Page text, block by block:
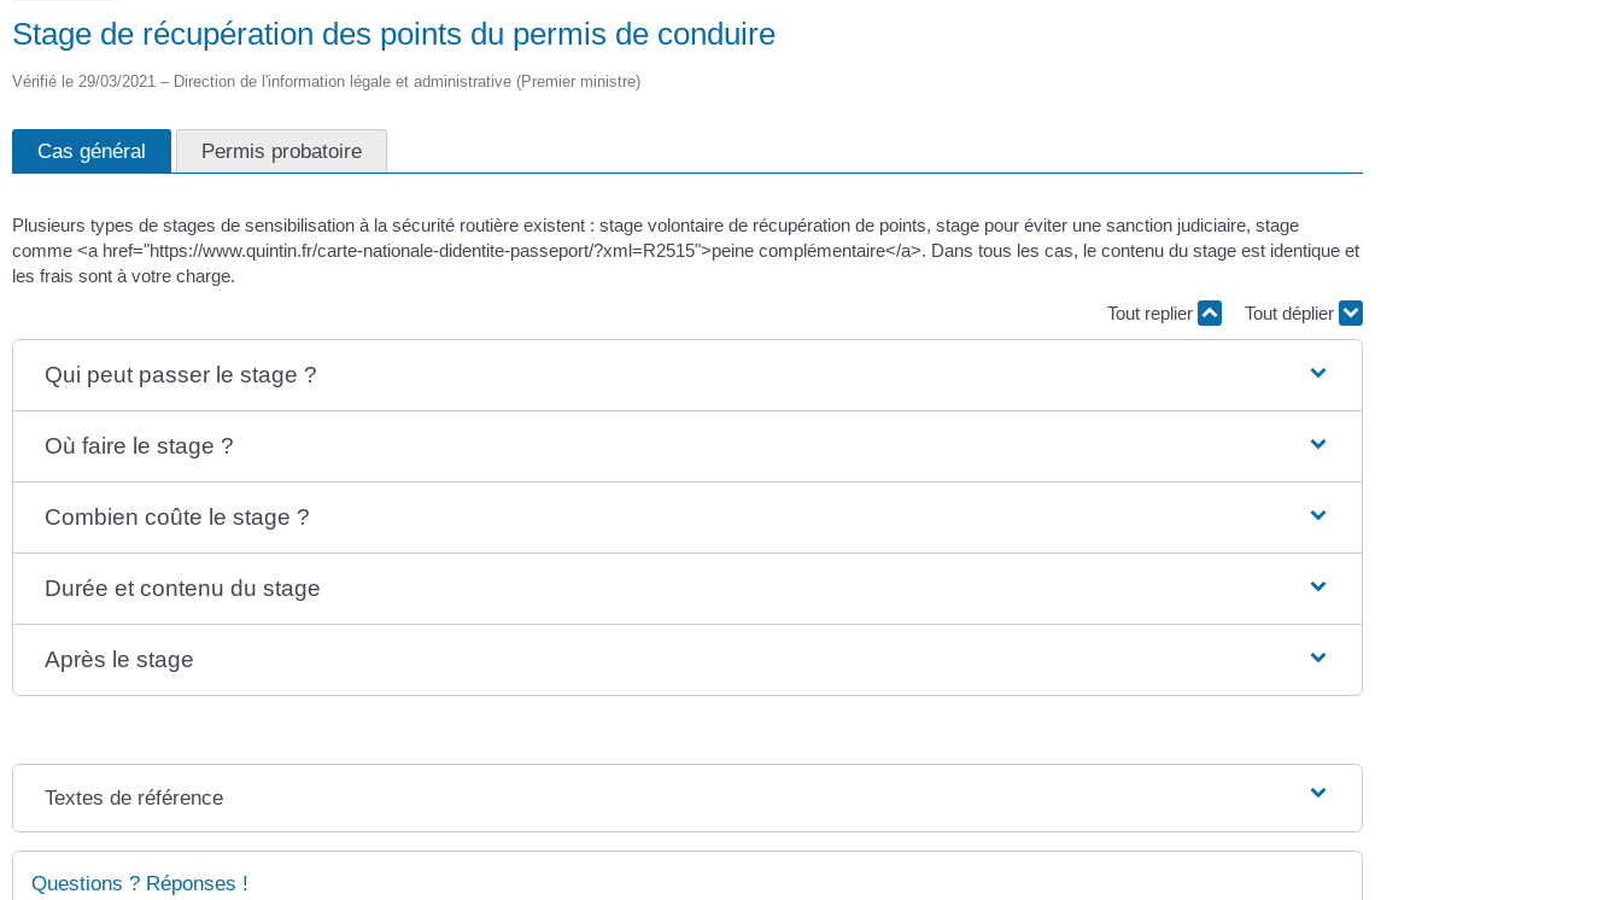
Stage de récupération des points du permis de conduire
Vérifié le 29/03/2021 – Direction de l'information légale et administrative (Premier ministre)
Cas général Permis probatoire
Plusieurs types de stages de sensibilisation à la sécurité routière existent : stage volontaire de récupération de points, stage pour éviter une sanction judiciaire, stage
comme <a href="https://www.quintin.fr/carte-nationale-didentite-passeport/?xml=R2515">peine complémentaire</a>. Dans tous les cas, le contenu du stage est identique et
les frais sont à votre charge.
Tout replier
Tout déplier
Qui peut passer le stage ?
Où faire le stage ?
Combien coûte le stage ?
Durée et contenu du stage
Après le stage
Textes de référence
Questions ? Réponses !